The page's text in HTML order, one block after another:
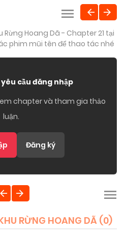
Hoang Dã - Chapter 21 tại
phim mũi tên để thao tác nhé
cầu đăng nhập
chapter và tham gia thảo
luận.
Đăng ký
RỪNG HOANG DÃ (0)